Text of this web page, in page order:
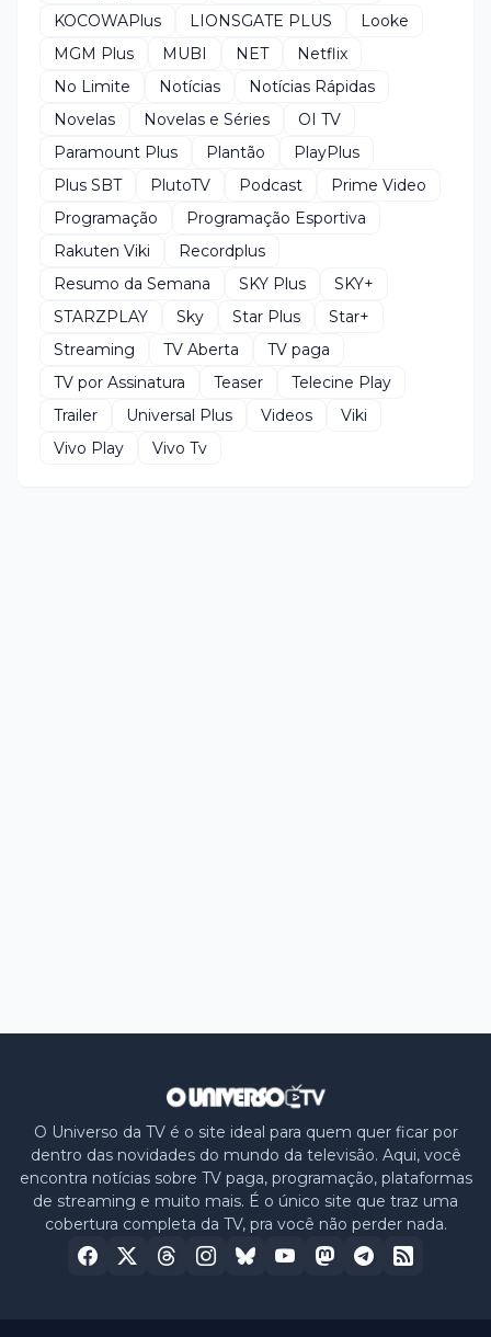
KOCOWAPlus
LIONSGATE PLUS
Looke
MGM Plus
MUBI NET
Netflix
No Limite
Notícias
Notícias Rápidas
Novelas
Novelas e Séries
OI TV
Paramount Plus
Plantão
PlayPlus
Plus SBT
PlutoTV Podcast
Prime Video
Programação
Programação Esportiva
Rakuten Viki
Recordplus
Resumo da Semana
SKY Plus
SKY+
STARZPLAY
Sky Star Plus
Star+
Streaming
TV Aberta
TV paga
TV por Assinatura
Teaser
Telecine Play
Trailer
Universal Plus Videos
Viki
Vivo Play
Vivo Tv
O Universo da TV é o site ideal para quem quer ficar por
dentro das novidades do mundo da televisão. Aqui, você
encontra notícias sobre TV paga, programação, plataformas
de streaming e muito mais. É o único site que traz uma
cobertura completa da TV, pra você não perder nada.